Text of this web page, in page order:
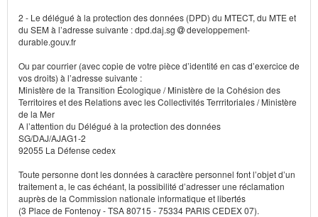
2 - Le délégué à la protection des données (DPD) du MTECT, du MTE et
du SEM à l’adresse suivante : dpd.daj.sg
developpement-
durable.gouv.fr
Ou par courrier (avec copie de votre pièce d’identité en cas d’exercice de
vos droits) à l’adresse suivante :
Ministère de la Transition Écologique / Ministère de la Cohésion des
Territoires et des Relations avec les Collectivités Terrritoriales / Ministère
de la Mer
A l’attention du Délégué à la protection des données
SG/DAJ/AJAG1-2
92055 La Défense cedex
Toute personne dont les données à caractère personnel font l’objet d’un
traitement a, le cas échéant, la possibilité d’adresser une réclamation
auprès de la Commission nationale informatique et libertés
(3 Place de Fontenoy - TSA 80715 - 75334 PARIS CEDEX 07).